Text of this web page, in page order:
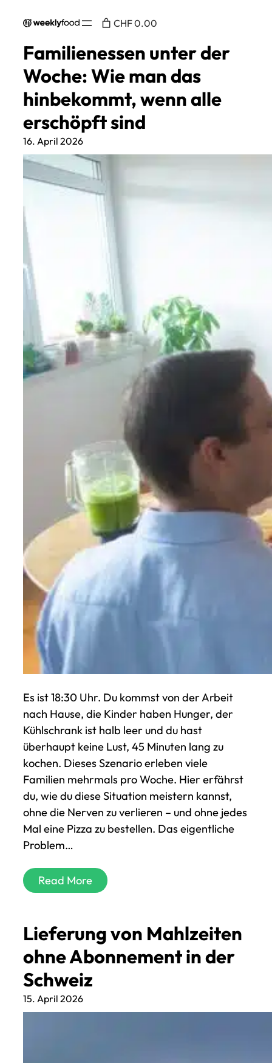
CHF 0.00
Familienessen unter der
Woche: Wie man das
hinbekommt, wenn alle
erschöpft sind
16. April 2026
Es ist 18:30 Uhr. Du kommst von der Arbeit
nach Hause, die Kinder haben Hunger, der
Kühlschrank ist halb leer und du hast
überhaupt keine Lust, 45 Minuten lang zu
kochen. Dieses Szenario erleben viele
Familien mehrmals pro Woche. Hier erfährst
du, wie du diese Situation meistern kannst,
ohne die Nerven zu verlieren – und ohne jedes
Mal eine Pizza zu bestellen. Das eigentliche
Problem…
Read More
Lieferung von Mahlzeiten
ohne Abonnement in der
Schweiz
15. April 2026